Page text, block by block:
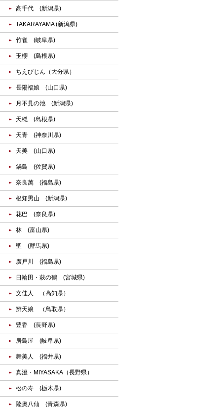
高千代 (新潟県)
TAKARAYAMA (新潟県)
竹雀 (岐阜県)
玉櫻 (島根県)
ちえびじん（大分県）
長陽福娘 (山口県)
月不見の池 (新潟県)
天穏 (島根県)
天青 (神奈川県)
天美 (山口県)
鍋島 (佐賀県)
奈良萬 (福島県)
根知男山 (新潟県)
花巴 (奈良県)
林 (富山県)
聖 (群馬県)
廣戸川 (福島県)
日輪田・萩の鶴 (宮城県)
文佳人 （高知県）
辨天娘 （鳥取県）
豊香 (長野県)
房島屋 (岐阜県)
舞美人 (福井県)
真澄・MIYASAKA（長野県）
松の寿 (栃木県)
陸奥八仙 (青森県)